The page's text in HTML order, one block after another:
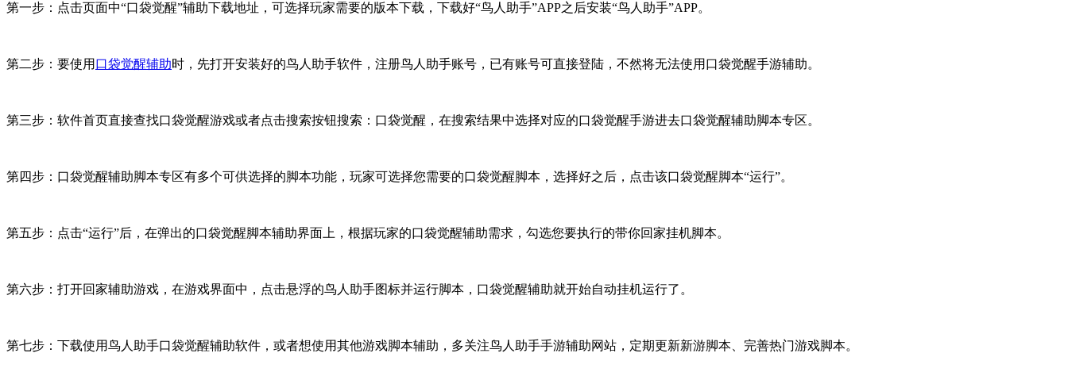
第一步：点击页面中“口袋觉醒”辅助下载地址，可选择玩家需要的版本下载，下载好“鸟人助手”APP之后安装“鸟人助手”APP。
第二步：要使用 口袋觉醒辅助时，先打开安装好的鸟人助手软件，注册鸟人助手账号，已有账号可直接登陆，不然将无法使用口袋觉醒手游辅助。
第三步：软件首页直接查找口袋觉醒游戏或者点击搜索按钮搜索：口袋觉醒，在搜索结果中选择对应的口袋觉醒手游进去口袋觉醒辅助脚本专区。
第四步：口袋觉醒辅助脚本专区有多个可供选择的脚本功能，玩家可选择您需要的口袋觉醒脚本，选择好之后，点击该口袋觉醒脚本“运行”。
第五步：点击“运行”后，在弹出的口袋觉醒脚本辅助界面上，根据玩家的口袋觉醒辅助需求，勾选您要执行的带你回家挂机脚本。
第六步：打开回家辅助游戏，在游戏界面中，点击悬浮的鸟人助手图标并运行脚本，口袋觉醒辅助就开始自动挂机运行了。
第七步：下载使用鸟人助手口袋觉醒辅助软件，或者想使用其他游戏脚本辅助，多关注鸟人助手手游辅助网站，定期更新新游脚本、完善热门游戏脚本。